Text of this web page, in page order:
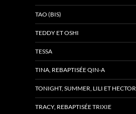
TAO (BIS)
TEDDY ET OSHI
TESSA
TINA, REBAPTISÉE QIN-A
TONIGHT, SUMMER, LILI ET HECTOR
TRACY, REBAPTISÉE TRIXIE